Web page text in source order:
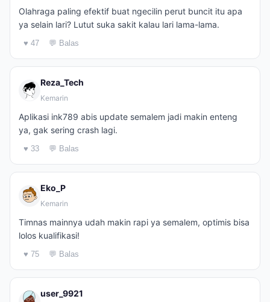
Olahraga paling efektif buat ngecilin perut buncit itu apa
ya selain lari? Lutut suka sakit kalau lari lama-lama.
♥ 47 💬 Balas
Reza_Tech
Kemarin
Aplikasi ink789 abis update semalem jadi makin enteng
ya, gak sering crash lagi.
♥ 33 💬 Balas
Eko_P
Kemarin
Timnas mainnya udah makin rapi ya semalem, optimis bisa
lolos kualifikasi!
♥ 75 💬 Balas
user_9921